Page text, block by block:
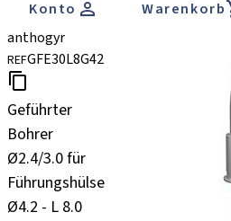
Konto
Warenkorb
anthogyr
REFGFE30L8G42
Geführter
Bohrer
Ø2.4/3.0 für
Führungshülsen
Ø4.2 - L 8.0